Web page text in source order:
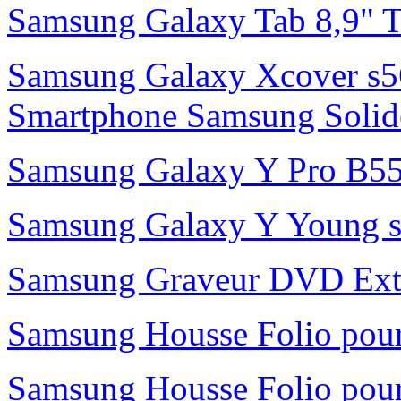
Samsung Galaxy Tab 8,9"
Samsung Galaxy Xcover
Smartphone Samsung
Samsung Galaxy Y Pro
Samsung Galaxy Y Young
Samsung Graveur DVD
Samsung Housse Folio
Samsung Housse Folio